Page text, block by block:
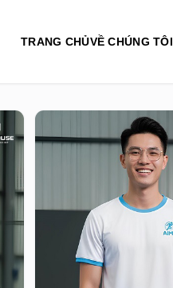
TRANG CHỦVỀ CHÚNG TÔI